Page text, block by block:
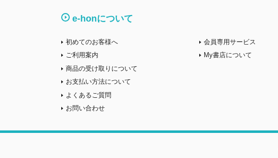
e-honについて
初めてのお客様へ
ご利用案内
商品の受け取りについて
お支払い方法について
よくあるご質問
お問い合わせ
会員専用サービス
My書店について